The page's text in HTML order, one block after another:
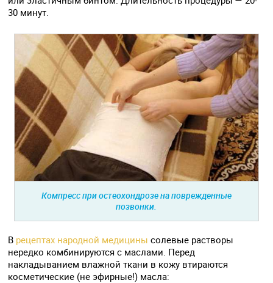
30 минут.
Компресс при остеохондрозе на поврежденные
позвонки.
В рецептах народной медицины солевые растворы
нередко комбинируются с маслами. Перед
накладыванием влажной ткани в кожу втираются
косметические (не эфирные!) масла: